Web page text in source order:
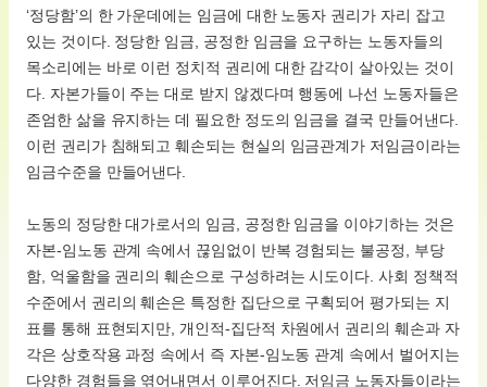
‘정당함’의 한 가운데에는 임금에 대한 노동자 권리가 자리 잡고
있는 것이다. 정당한 임금, 공정한 임금을 요구하는 노동자들의
목소리에는 바로 이런 정치적 권리에 대한 감각이 살아있는 것이
다. 자본가들이 주는 대로 받지 않겠다며 행동에 나선 노동자들은
존엄한 삶을 유지하는 데 필요한 정도의 임금을 결국 만들어낸다.
이런 권리가 침해되고 훼손되는 현실의 임금관계가 저임금이라는
임금수준을 만들어낸다.
노동의 정당한 대가로서의 임금, 공정한 임금을 이야기하는 것은
자본-임노동 관계 속에서 끊임없이 반복 경험되는 불공정, 부당
함, 억울함을 권리의 훼손으로 구성하려는 시도이다. 사회 정책적
수준에서 권리의 훼손은 특정한 집단으로 구획되어 평가되는 지
표를 통해 표현되지만, 개인적-집단적 차원에서 권리의 훼손과 자
각은 상호작용 과정 속에서 즉 자본-임노동 관계 속에서 벌어지는
다양한 경험들을 엮어내면서 이루어진다. 저임금 노동자들이라는